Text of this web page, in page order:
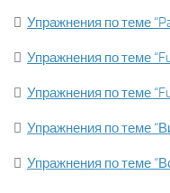
 Упражнения по теме
 Упражнения по теме
 Упражнения по теме
 Упражнения по теме
 Упражнения по теме